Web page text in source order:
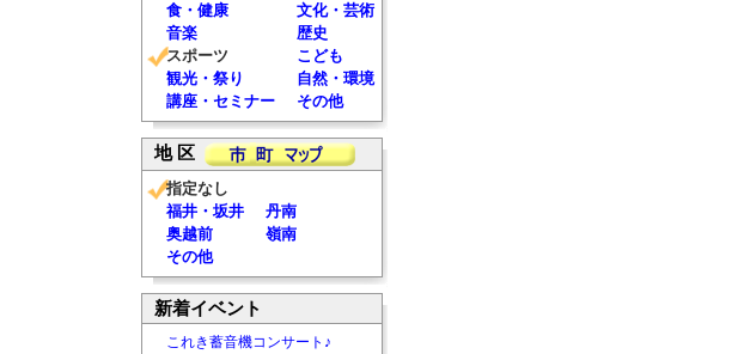
食・健康
文化・芸術
音楽
歴史
スポーツ
こども
観光・祭り
自然・環境
講座・セミナー
その他
地 区
指定なし
福井・坂井
丹南
奥越前
嶺南
その他
新着イベント
これき蓄音機コンサート♪